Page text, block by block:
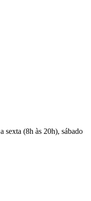
sexta (8h às 20h), sábado